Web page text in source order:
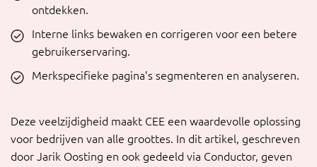
ontdekken.
Interne links bewaken en corrigeren voor een betere
gebruikerservaring.
Merkspecifieke pagina’s segmenteren en analyseren.
Deze veelzijdigheid maakt CEE een waardevolle oplossing
voor bedrijven van alle groottes. In dit artikel, geschreven
door Jarik Oosting en ook gedeeld via Conductor, geven